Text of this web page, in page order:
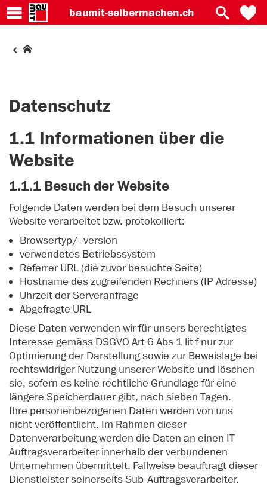
baumit-selbermachen.ch
Datenschutz
1.1 Informationen über die
Website
1.1.1 Besuch der Website
Folgende Daten werden bei dem Besuch unserer
Website verarbeitet bzw. protokolliert:
Browsertyp/ -version
verwendetes Betriebssystem
Referrer URL (die zuvor besuchte Seite)
Hostname des zugreifenden Rechners (IP Adresse)
Uhrzeit der Serveranfrage
Abgefragte URL
Diese Daten verwenden wir für unsers berechtigtes
Interesse gemäss DSGVO Art 6 Abs 1 lit f nur zur
Optimierung der Darstellung sowie zur Beweislage bei
rechtswidriger Nutzung unserer Website und löschen
sie, sofern es keine rechtliche Grundlage für eine
längere Speicherdauer gibt, nach sieben Tagen.
Ihre personenbezogenen Daten werden von uns
nicht veröffentlicht. Im Rahmen dieser
Datenverarbeitung werden die Daten an einen IT-
Auftragsverarbeiter innerhalb der verbundenen
Unternehmen übermittelt. Fallweise beauftragt dieser
Dienstleister seinerseits Sub-Auftragsverarbeiter.